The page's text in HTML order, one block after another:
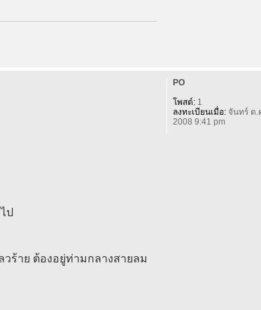
ป
ร้าย ต้องอยู่ท่ามกลางสายลม
PO
โพสต์:1
ลงทะเบียนเมื่อ:จันทร์ ต.
2008 9:41 pm